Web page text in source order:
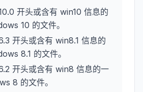
开头或含有 win10 信息的
10 的文件。
开头或含有 win8.1 信息的
8.1 的文件。
开头或含有 win8 信息的一
8 的文件。